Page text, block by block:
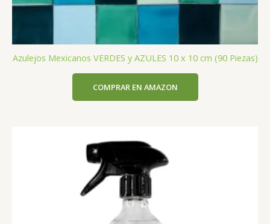
Azulejos Mexicanos VERDES y AZULES 10 x 10 cm (90 Piezas)
COMPRAR EN AMAZON